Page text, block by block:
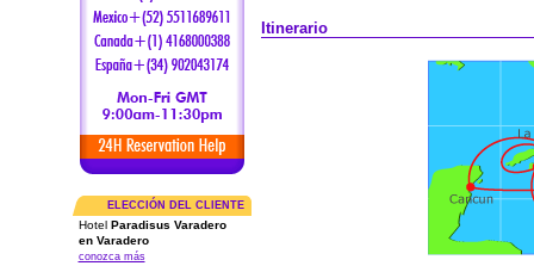
ELECCIÓN DEL CLIENTE
Hotel Paradisus Varadero
en Varadero
conozca más
Itinerario